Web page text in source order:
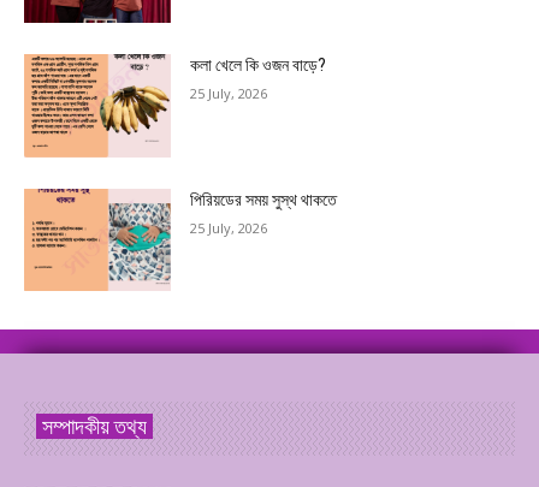
কলা খেলে কি ওজন বাড়ে?
25 July, 2026
পিরিয়ডের সময় সুস্থ থাকতে
25 July, 2026
সম্পাদকীয় তথ্য